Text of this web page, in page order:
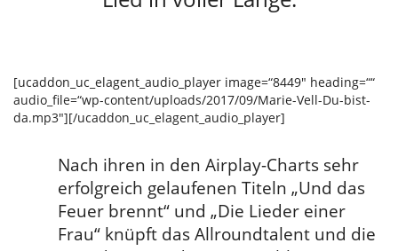
[ucaddon_uc_elagent_audio_player image=“8449″ heading=““
audio_file=“wp-content/uploads/2017/09/Marie-Vell-Du-bist-
da.mp3″][/ucaddon_uc_elagent_audio_player]
Nach ihren in den Airplay-Charts sehr
erfolgreich gelaufenen Titeln „Und das
Feuer brennt“ und „Die Lieder einer
Frau“ knüpft das Allroundtalent und die